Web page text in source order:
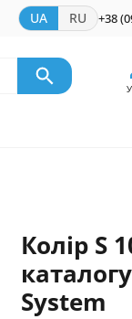
UA RU +38
Колір S
System